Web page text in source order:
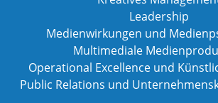
Leadership
Medienwirkungen und
Multimediale
Operational Excellence und
Public Relations und